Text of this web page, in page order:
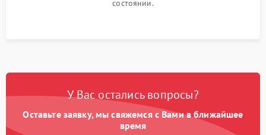
состоянии.
У Вас остались вопросы?
Оставьте заявку, мы свяжемся с Вами в ближайшее
время